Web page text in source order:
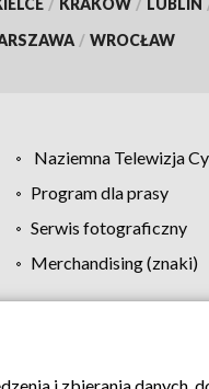
/ KRAKÓW / LUBLIN
/ WROCŁAW
Naziemna Telewizja
Program dla prasy
Serwis fotograficzny
Merchandising (znaki)
Biuro reklamy